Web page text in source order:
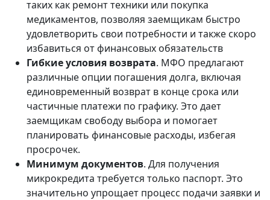
таких как ремонт техники или покупка
медикаментов, позволяя заемщикам быстро
удовлетворить свои потребности и также скоро
избавиться от финансовых обязательств
Гибкие условия возврата. МФО предлагают
различные опции погашения долга, включая
единовременный возврат в конце срока или
частичные платежи по графику. Это дает
заемщикам свободу выбора и помогает
планировать финансовые расходы, избегая
просрочек.
Минимум документов. Для получения
микрокредита требуется только паспорт. Это
значительно упрощает процесс подачи заявки и